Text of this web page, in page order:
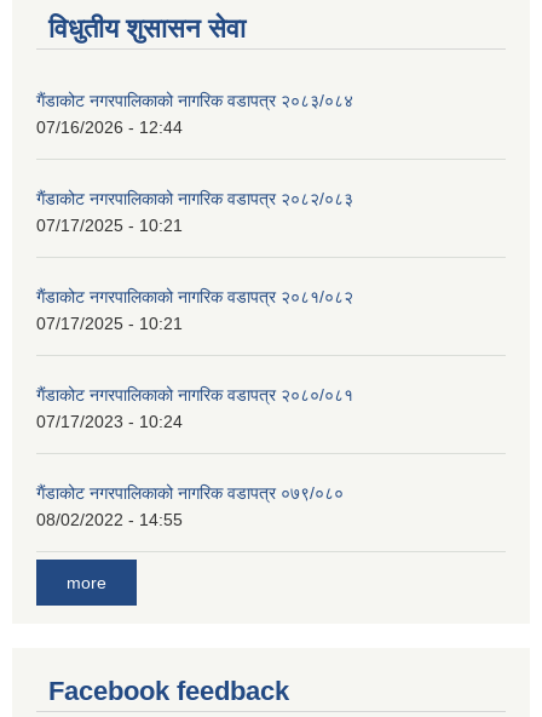
विधुतीय शुसासन सेवा
गैंडाकोट नगरपालिकाको नागरिक वडापत्र २०८३/०८४
07/16/2026 - 12:44
गैंडाकोट नगरपालिकाको नागरिक वडापत्र २०८२/०८३
07/17/2025 - 10:21
गैंडाकोट नगरपालिकाको नागरिक वडापत्र २०८१/०८२
07/17/2025 - 10:21
गैंडाकोट नगरपालिकाको नागरिक वडापत्र २०८०/०८१
07/17/2023 - 10:24
गैंडाकोट नगरपालिकाको नागरिक वडापत्र ०७९/०८०
08/02/2022 - 14:55
more
Facebook feedback